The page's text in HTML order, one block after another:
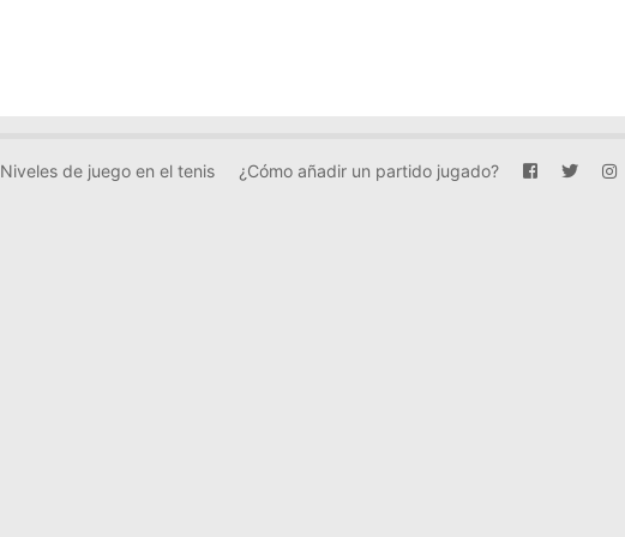
Niveles de juego en el tenis ¿Cómo añadir un partido jugado?